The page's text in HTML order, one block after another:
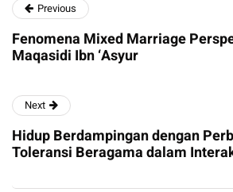
Previous
Fenomena Mixed Marriage
Maqasidi Ibn ‘Asyur
Next
Hidup Berdampingan dengan
Toleransi Beragama dalam